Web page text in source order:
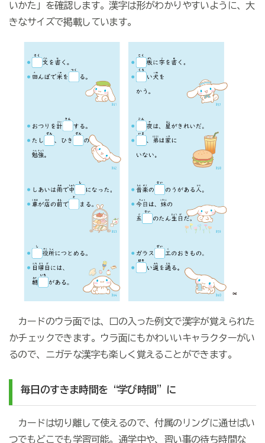
いかた」を確認します。漢字は形がわかりやすいように、大
きなサイズで掲載しています。
カードのウラ面では、□の入った例文で漢字が覚えられた
かチェックできます。ウラ面にもかわいいキャラクターがい
るので、ニガテな漢字も楽しく覚えることができます。
毎日のすきま時間を“学び時間”に
カードは切り離して使えるので、付属のリングに通せばい
つでもどこでも学習可能。通学中や、習い事の待ち時間な